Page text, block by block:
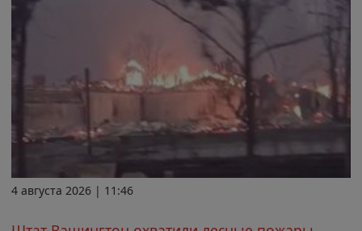
4 августа 2026 | 11:46